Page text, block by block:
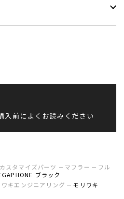
入前によくお読みください
スタマイズパーツ マフラー
フル
ブラック
ワキエンジニアリング
モリワキ